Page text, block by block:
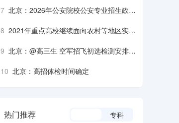
7 北京：2026年公安院校公安专业招生政治
8 2021年重点高校继续面向农村等地区实施
9 北京：@高三生 空军招飞初选检测安排来
10 北京：高招体检时间确定
热门推荐 专科